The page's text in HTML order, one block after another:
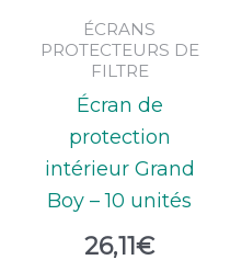
ÉCRANS
PROTECTEURS DE
FILTRE
Écran de
protection
intérieur Grand
Boy – 10 unités
26,11€